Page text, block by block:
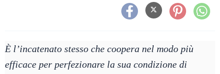
È l’incatenato stesso che coopera nel modo più
efficace per perfezionare la sua condizione di